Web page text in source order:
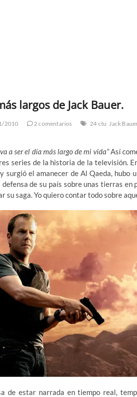
largos de Jack Bauer.
2010 2 comentarios 24 ctu Jack
a ser el día más largo de mi vida”Así
series de la historia de la televisión.
surgió el amanecer de Al Qaeda, hubo
de su país sobre unas tierras en
su saga. Yo quiero contar todo sobre
de estar narrada en tiempo real,